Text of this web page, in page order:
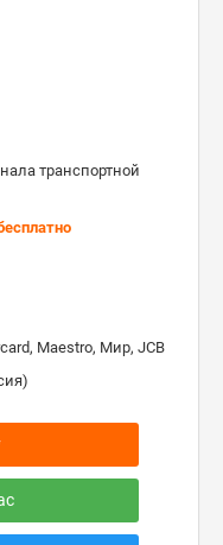
транспортной
Maestro, Мир, JCB